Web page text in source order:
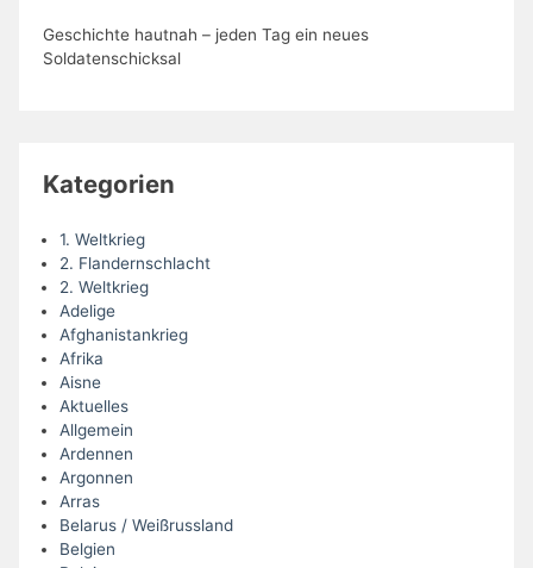
Geschichte hautnah – jeden Tag ein neues
Soldatenschicksal
Kategorien
1. Weltkrieg
2. Flandernschlacht
2. Weltkrieg
Adelige
Afghanistankrieg
Afrika
Aisne
Aktuelles
Allgemein
Ardennen
Argonnen
Arras
Belarus / Weißrussland
Belgien